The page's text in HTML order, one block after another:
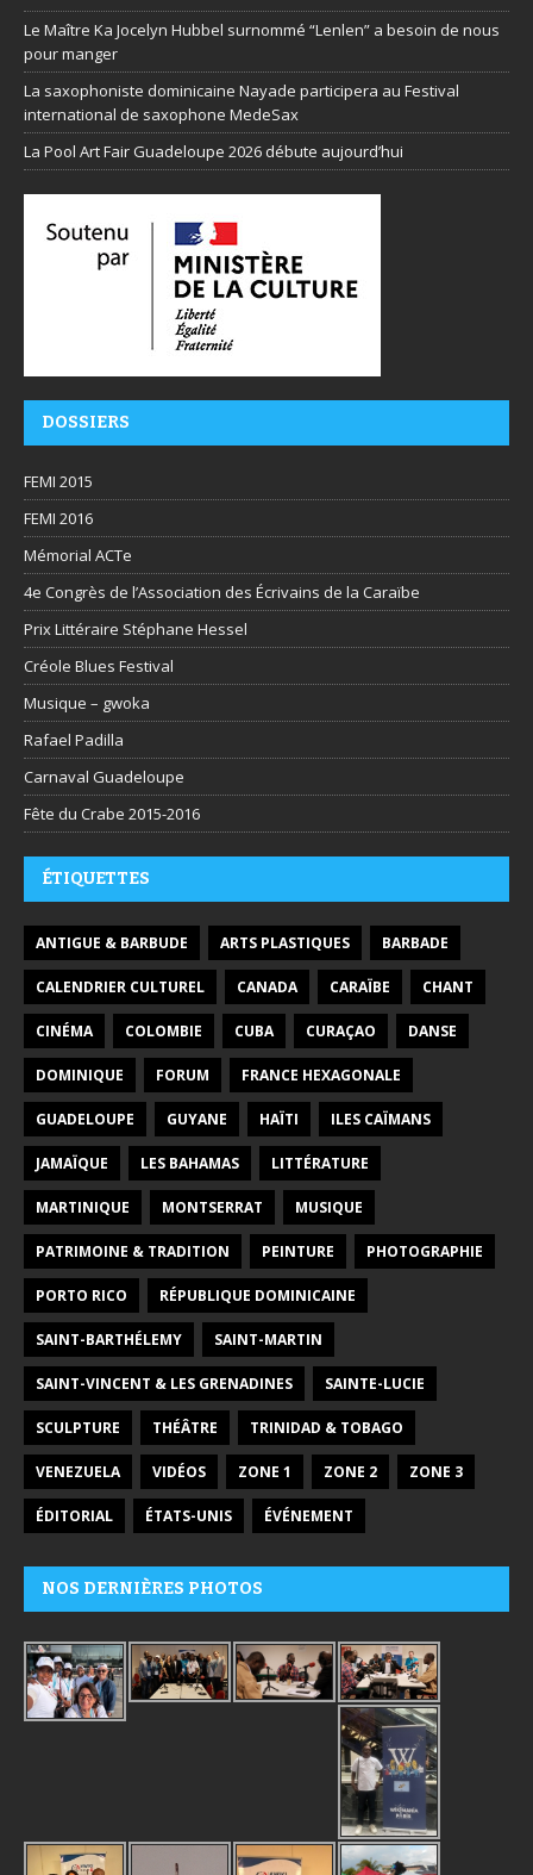
Le Maître Ka Jocelyn Hubbel surnommé “Lenlen” a besoin de nous
pour manger
La saxophoniste dominicaine Nayade participera au Festival
international de saxophone MedeSax
La Pool Art Fair Guadeloupe 2026 débute aujourd’hui
DOSSIERS
FEMI 2015
FEMI 2016
Mémorial ACTe
4e Congrès de l’Association des Écrivains de la Caraïbe
Prix Littéraire Stéphane Hessel
Créole Blues Festival
Musique – gwoka
Rafael Padilla
Carnaval Guadeloupe
Fête du Crabe 2015-2016
ÉTIQUETTES
ANTIGUE & BARBUDE ARTS PLASTIQUES BARBADE
CALENDRIER CULTUREL CANADA CARAÏBE CHANT
CINÉMA COLOMBIE CUBA CURAÇAO DANSE
DOMINIQUE FORUM FRANCE HEXAGONALE
GUADELOUPE GUYANE HAÏTI ILES CAÏMANS
JAMAÏQUE LES BAHAMAS LITTÉRATURE
MARTINIQUE MONTSERRAT MUSIQUE
PATRIMOINE & TRADITION PEINTURE PHOTOGRAPHIE
PORTO RICO RÉPUBLIQUE DOMINICAINE
SAINT-BARTHÉLEMY SAINT-MARTIN
SAINT-VINCENT & LES GRENADINES SAINTE-LUCIE
SCULPTURE THÉÂTRE TRINIDAD & TOBAGO
VENEZUELA VIDÉOS ZONE 1 ZONE 2 ZONE 3
ÉDITORIAL ÉTATS-UNIS ÉVÉNEMENT
NOS DERNIÈRES PHOTOS